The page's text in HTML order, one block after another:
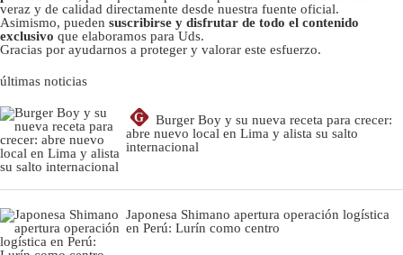
veraz y de calidad directamente desde nuestra fuente oficial.
Asimismo, pueden suscribirse y disfrutar de todo el contenido
exclusivo que elaboramos para Uds.
Gracias por ayudarnos a proteger y valorar este esfuerzo.
últimas noticias
G
Burger Boy y su nueva receta para crecer:
abre nuevo local en Lima y alista su salto
internacional
Japonesa Shimano apertura operación logística
en Perú: Lurín como centro